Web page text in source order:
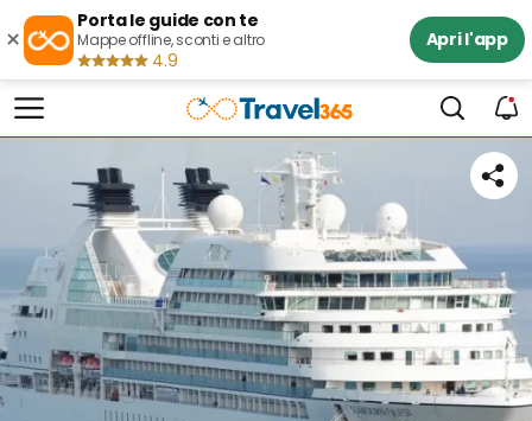
×
Porta le guide con te
Mappe offline, sconti e altro
4.9
Apri l'app